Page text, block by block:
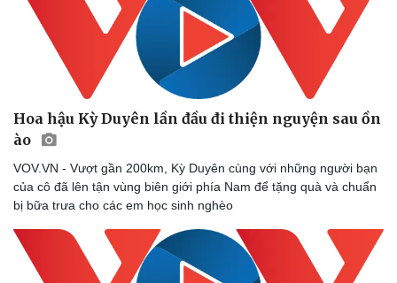
Hoa hậu Kỳ Duyên lần đầu đi thiện nguyện sau ồn
ào
VOV.VN - Vượt gần 200km, Kỳ Duyên cùng với những người bạn
của cô đã lên tận vùng biên giới phía Nam để tặng quà và chuẩn
bị bữa trưa cho các em học sinh nghèo